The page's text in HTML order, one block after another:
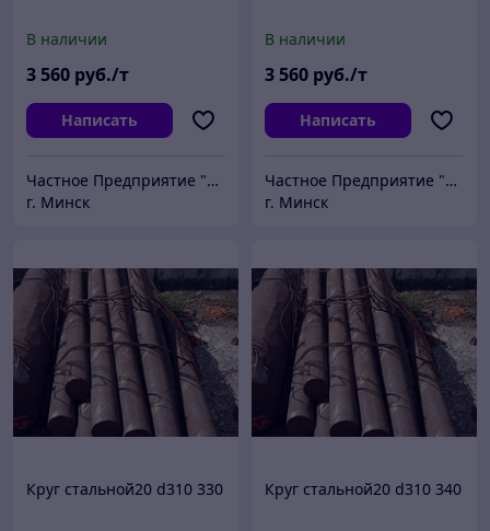
В наличии
3 560 руб./т
Написать
Частное Предприятие "ПромШтамп"
г. Минск
В наличии
3 560 руб./т
Написать
Частное Предприятие "ПромШтамп"
г. Минск
Круг стальной20 d310 330 Круг стальной20 d310 340